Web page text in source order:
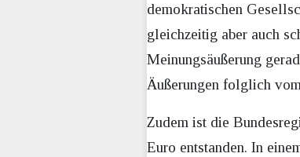
demokratischen
gleichzeitig aber auch
Meinungsäußerung
Äußerungen folglich
Zudem ist die
Euro entstanden. In